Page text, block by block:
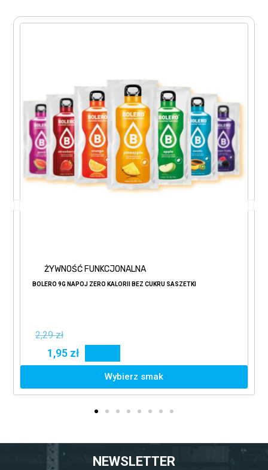
ŻYWNOŚĆ FUNKCJONALNA
BOLERO 9G NAPÓJ ZERO KALORII BEZ CUKRU SASZETKI
2,29 zł
1,95 zł
Wybierz smak
NEWSLETTER